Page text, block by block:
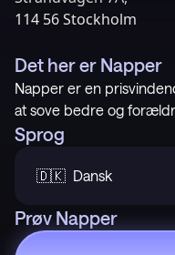
114 56 Stockholm
Det her er Napper
Napper er en
at sove bedre og
Sprog
🇩🇰  Dansk
Prøv Napper